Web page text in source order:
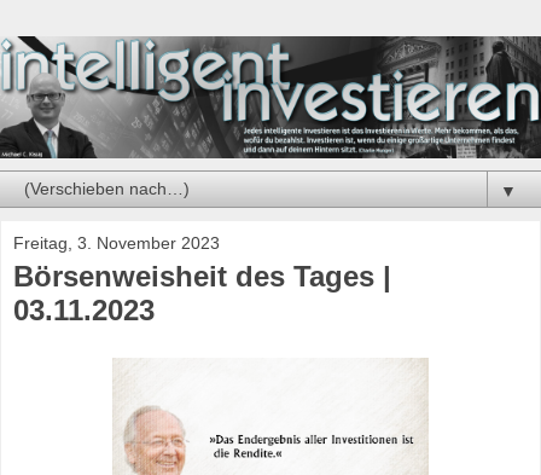
▼
Freitag, 3. November 2023
Börsenweisheit des Tages |
03.11.2023